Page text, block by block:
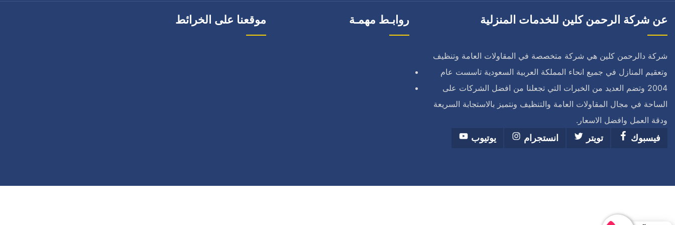
عن شركة الرحمن كلين للخدمات المنزلية
شركة دالرحمن كلين هي شركة متخصصة في المقاولات العامة وتنظيف
وتعقيم المنازل في جميع انحاء المملكة العربية السعودية تاسست عام
2004 وتضم العديد من الخبرات التي تجعلنا من افضل الشركات على
الساحة في مجال المقاولات العامة والتنظيف ونتميز بالاستجابة السريعة
ودقة العمل وافضل الاسعار.
فيسبوك
تويتر انستجرام يوتيوب
روابـط مهمـة موقعنا على الخرائط